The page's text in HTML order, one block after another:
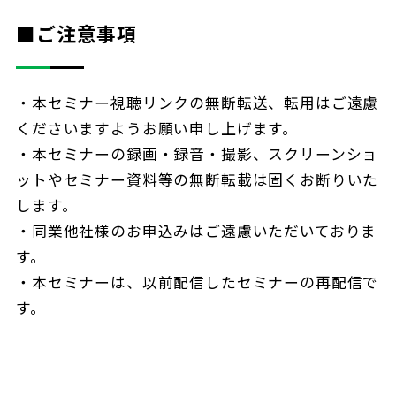
■ご注意事項
・本セミナー視聴リンクの無断転送、転用はご遠慮
くださいますようお願い申し上げます。
・本セミナーの録画・録音・撮影、スクリーンショ
ットやセミナー資料等の無断転載は固くお断りいた
します。
・同業他社様のお申込みはご遠慮いただいておりま
す。
・本セミナーは、以前配信したセミナーの再配信で
す。